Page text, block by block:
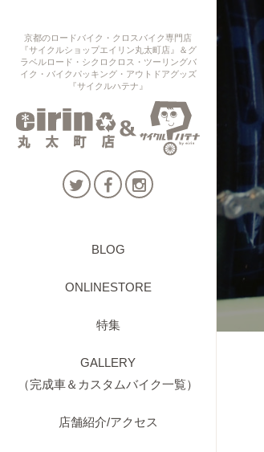
京都のロードバイク・クロスバイク専門店
『サイクルショップエイリン丸太町店』＆グ
ラベルロード・シクロクロス・ツーリングバ
イク・バイクパッキング・アウトドアグッズ
『サイクルハテナ』
BLOG
ONLINESTORE
特集
GALLERY
（完成車＆カスタムバイク一覧）
店舗紹介/アクセス